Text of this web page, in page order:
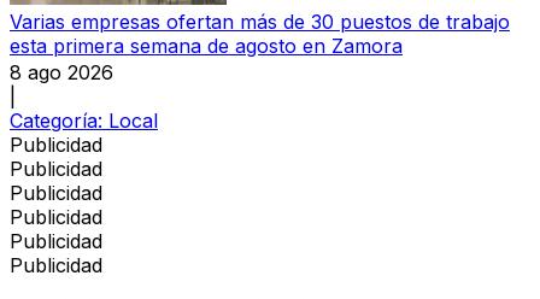
Varias empresas ofertan más de 30 puestos de trabajo
esta primera semana de agosto en Zamora
8 ago 2026
Categoría: Local
Publicidad
Publicidad
Publicidad
Publicidad
Publicidad
Publicidad